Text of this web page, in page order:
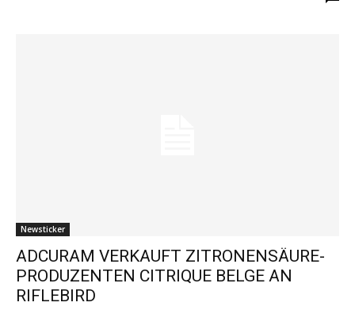
Newsticker
ADCURAM VERKAUFT ZITRONENSÄURE-
PRODUZENTEN CITRIQUE BELGE AN
RIFLEBIRD